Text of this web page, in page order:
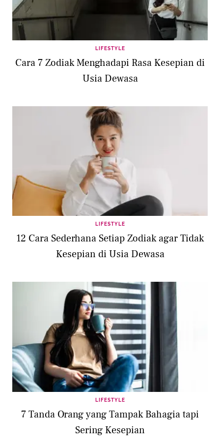
LIFESTYLE
Cara 7 Zodiak Menghadapi Rasa Kesepian di
Usia Dewasa
LIFESTYLE
12 Cara Sederhana Setiap Zodiak agar Tidak
Kesepian di Usia Dewasa
LIFESTYLE
7 Tanda Orang yang Tampak Bahagia tapi
Sering Kesepian